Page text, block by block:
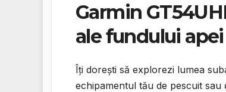
Garmin
ale fundului apei
Îți dorești să explorezi lumea
echipamentul tău de pescuit